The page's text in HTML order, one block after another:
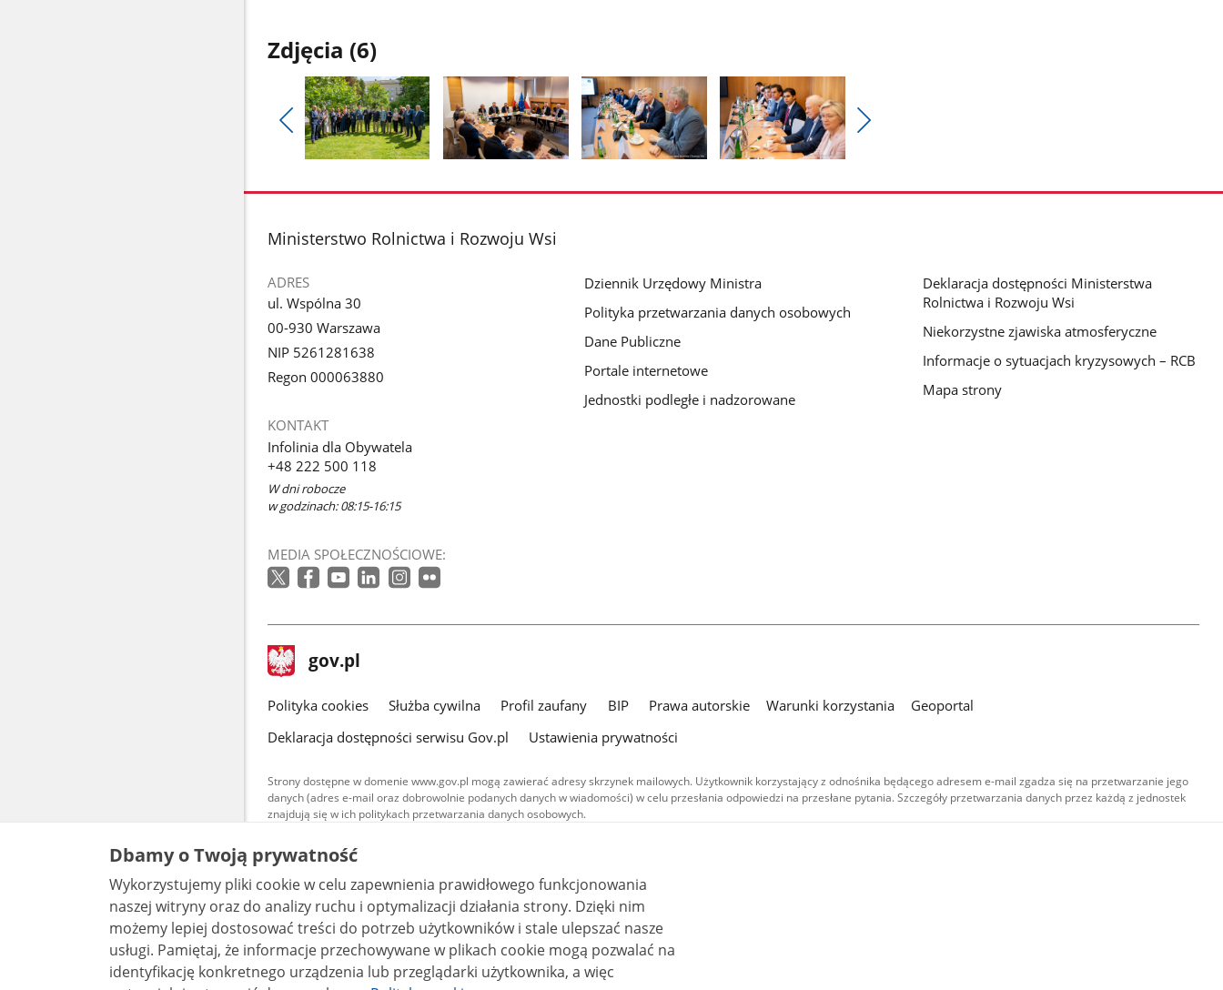
Zdjęcia (6)
Pokaż
poprzednie
galerii.
galerii.
stopka
Ministerstwo Rolnictwa i Rozwoju Wsi
ADRES
ul. Wspólna 30
00-930 Warszawa
NIP 5261281638
Regon 000063880
KONTAKT
Infolinia dla Obywatela
+48 222 500 118
W dni robocze
w godzinach: 08:15-16:15
MEDIA SPOŁECZNOŚCIOWE:
Dziennik Urzędowy Ministra
Polityka przetwarzania danych osobowych
Dane Publiczne
Portale internetowe
Jednostki podległe i nadzorowane
Deklaracja dostępności Ministerstwa
Rolnictwa i Rozwoju Wsi
Niekorzystne zjawiska atmosferyczne
Informacje o sytuacjach kryzysowych – RCB
Mapa strony
stopka
gov.pl Strona
gov.pl
gov.pl
Polityka cookies Służba cywilna Profil zaufany BIP Prawa autorskie Warunki korzystania
Geoportal
Deklaracja dostępności serwisu Gov.pl
Ustawienia prywatności
Strony dostępne w domenie www.gov.pl mogą zawierać adresy skrzynek mailowych. Użytkownik korzystający z odnośnika będącego adresem e-mail zgadza się na przetwarzanie jego
danych (adres e-mail oraz dobrowolnie podanych danych w wiadomości) w celu przesłania odpowiedzi na przesłane pytania. Szczegóły przetwarzania danych przez każdą z jednostek
znajdują się w ich politykach przetwarzania danych osobowych.
Treści tekstowe publikowane w serwisie (z wyłączeniem treści audiowizualnych), są
udostępniane na licencji typu Creative Commons: uznanie autorstwa - na tych samych
warunkach 4.0 (CC BY-SA 4.0). Materiały audiowizualne, w tym zdjęcia, materiały audio i wideo,
są udostępniane na licencji typu Creative Commons: uznanie autorstwa użycie niekomercyjne -
bez utworów zależnych 4.0 (CC BY-NC-ND 4.0), o ile nie jest to stwierdzone inaczej.
Dbamy o Twoją prywatność
Wykorzystujemy pliki cookie w celu zapewnienia prawidłowego funkcjonowania
naszej witryny oraz do analizy ruchu i optymalizacji działania strony. Dzięki nim
możemy lepiej dostosować treści do potrzeb użytkowników i stale ulepszać nasze
usługi. Pamiętaj, że informacje przechowywane w plikach cookie mogą pozwalać na
identyfikację konkretnego urządzenia lub przeglądarki użytkownika, a więc